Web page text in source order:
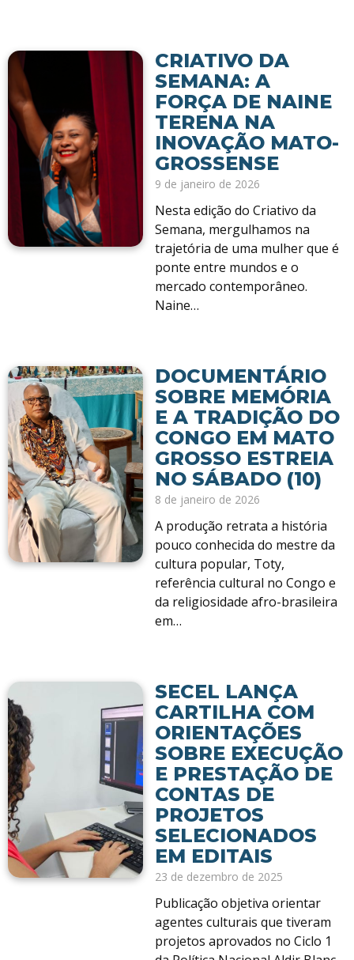
CRIATIVO DA
SEMANA: A
FORÇA DE NAINE
TERENA NA
INOVAÇÃO MATO-
GROSSENSE
9 de janeiro de 2026
Nesta edição do Criativo da
Semana, mergulhamos na
trajetória de uma mulher que é
ponte entre mundos e o
mercado contemporâneo.
Naine…
DOCUMENTÁRIO
SOBRE MEMÓRIA
E A TRADIÇÃO DO
CONGO EM MATO
GROSSO ESTREIA
NO SÁBADO (10)
8 de janeiro de 2026
A produção retrata a história
pouco conhecida do mestre da
cultura popular, Toty,
referência cultural no Congo e
da religiosidade afro-brasileira
em…
SECEL LANÇA
CARTILHA COM
ORIENTAÇÕES
SOBRE EXECUÇÃO
E PRESTAÇÃO DE
CONTAS DE
PROJETOS
SELECIONADOS
EM EDITAIS
23 de dezembro de 2025
Publicação objetiva orientar
agentes culturais que tiveram
projetos aprovados no Ciclo 1